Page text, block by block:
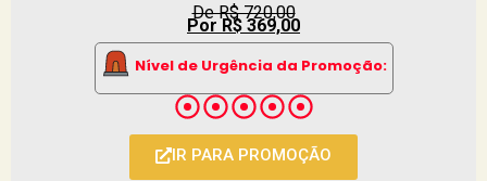
De R$ 720,00
Por R$ 369,00
Nível de Urgência da Promoção:
IR PARA PROMOÇÃO